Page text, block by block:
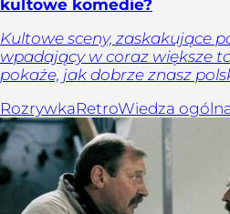
kultowe komedie?
Kultowe sceny, zaskakujące
wpadający w coraz większe
pokaże, jak dobrze znasz
RozrywkaRetroWiedza